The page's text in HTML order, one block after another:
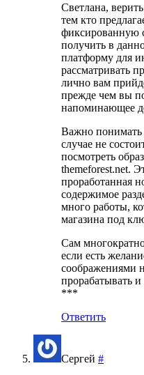
Светлана,
тем кто
фиксированную
получить в
платформу для
рассматривать
лично вам
прежде чем вы
напоминающее
Важно понимать
случае не
посмотреть
themeforest.net.
проработанная
содержимое
много работы,
магазина под
Сам
если есть
соображениями
прорабатывать
***
Ответить
Сергей #